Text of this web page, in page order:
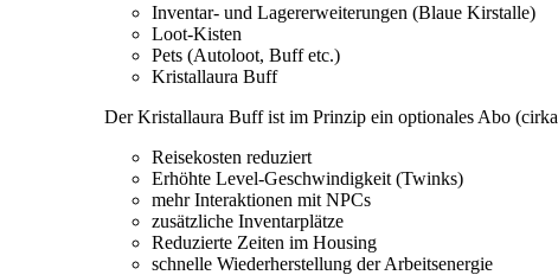
Inventar- und Lagererweiterungen (Blaue Kirstalle)
Loot-Kisten
Pets (Autoloot, Buff etc.)
Kristallaura Buff
Der Kristallaura Buff ist im Prinzip ein optionales Abo
Reisekosten reduziert
Erhöhte Level-Geschwindigkeit (Twinks)
mehr Interaktionen mit NPCs
zusätzliche Inventarplätze
Reduzierte Zeiten im Housing
schnelle Wiederherstellung der Arbeitsenergie